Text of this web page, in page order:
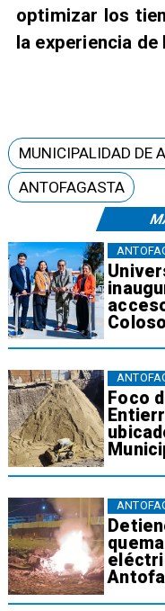
optimizar los
la experiencia
Coloso
Foco
MUNICIPALIDAD DE
ANTOFAGASTA